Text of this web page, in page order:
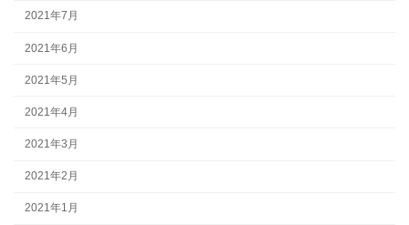
2021年7月
2021年6月
2021年5月
2021年4月
2021年3月
2021年2月
2021年1月